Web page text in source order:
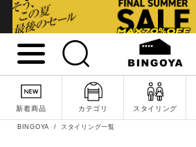
新着商品 カテゴリ スタイリング
詳細検索
BINGOYA スタイリング一覧